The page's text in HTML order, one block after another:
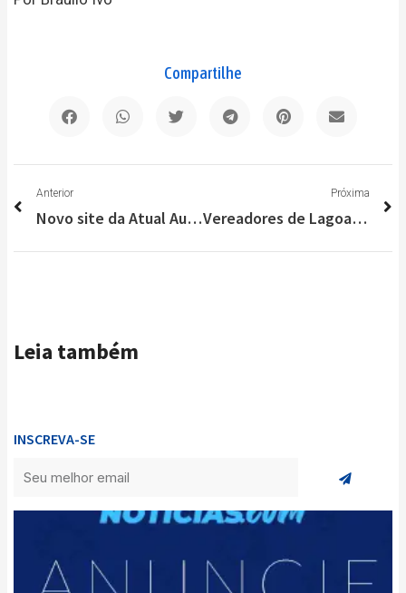
Compartilhe
Anterior
Novo site da Atual Auto Peças já está disponível para sua maior comodidade
Próxima
Vereadores de Lagoa Santa visitam Santa Casa; nova direção apresenta prestação de contas e ampliação de leitos
Leia também
INSCREVA-SE